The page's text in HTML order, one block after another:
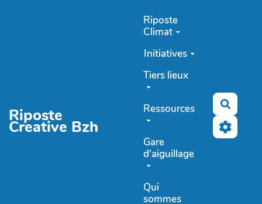
Riposte
Creative Bzh
Riposte
Climat
Initiatives
Tiers lieux
Ressources
Gare
d'aiguillage
Qui
sommes